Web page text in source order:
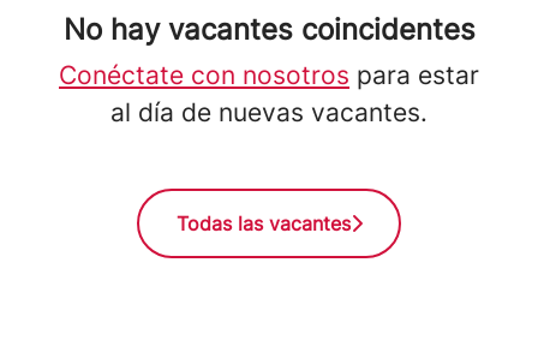
No hay vacantes coincidentes
Conéctate con nosotros para estar
al día de nuevas vacantes.
Todas las vacantes